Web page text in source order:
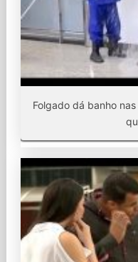
Folgado dá banho